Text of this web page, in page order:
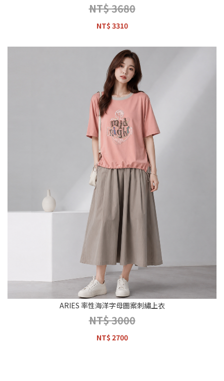
NT$ 3680
NT$ 3310
ARIES 率性海洋字母圖案刺繡上衣
NT$ 3000
NT$ 2700